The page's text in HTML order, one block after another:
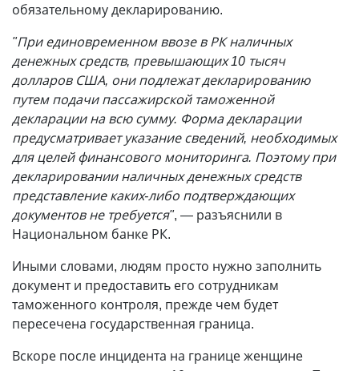
обязательному декларированию.
"При единовременном ввозе в РК наличных
денежных средств, превышающих 10 тысяч
долларов США, они подлежат декларированию
путем подачи пассажирской таможенной
декларации на всю сумму. Форма декларации
предусматривает указание сведений, необходимых
для целей финансового мониторинга. Поэтому при
декларировании наличных денежных средств
представление каких-либо подтверждающих
документов не требуется", — разъяснили в
Национальном банке РК.
Иными словами, людям просто нужно заполнить
документ и предоставить его сотрудникам
таможенного контроля, прежде чем будет
пересечена государственная граница.
Вскоре после инцидента на границе женщине